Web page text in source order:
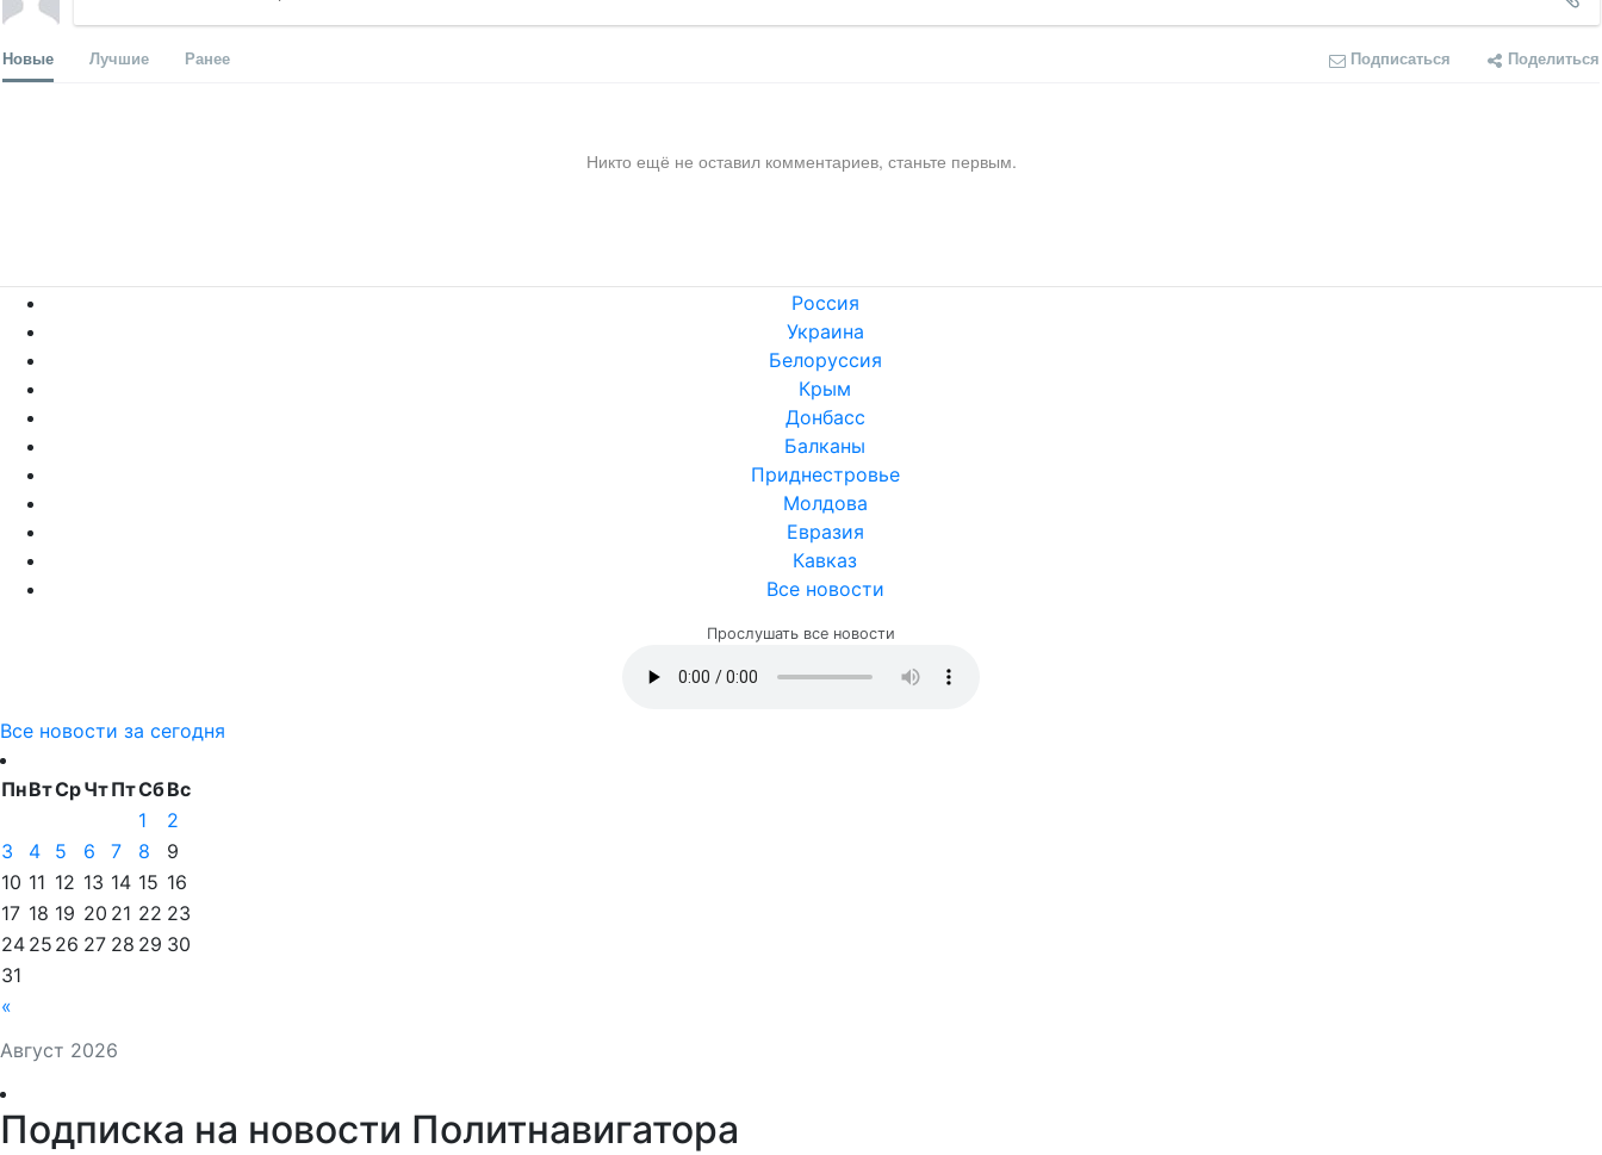
Новые Лучшие Ранее Подписаться Поделиться
Никто ещё не оставил комментариев, станьте первым.
Россия
Украина
Белоруссия
Крым
Донбасс
Балканы
Приднестровье
Молдова
Евразия
Кавказ
Все новости
Прослушать все новости
Все новости за сегодня
Август 2026
ПнВтСрЧтПтСбВс
«
1
2
3
4 5 6 7 8
9
10 11 12 13 14 15 16
17 18 19 20 21 22 23
24 25 26 27 28 29 30
31
Подписка на новости Политнавигатора